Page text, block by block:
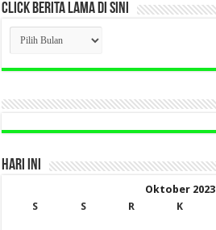
CLICK BERITA LAMA DI SINI
CLICK
BERITA
LAMA
DI
HARI INI
Oktober 2023
S
S R K